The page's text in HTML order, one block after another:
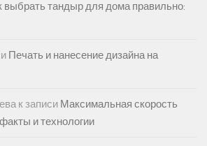
выбрать тандыр для дома правильно:
Печать и нанесение дизайна на
к записи Максимальная скорость
и технологии